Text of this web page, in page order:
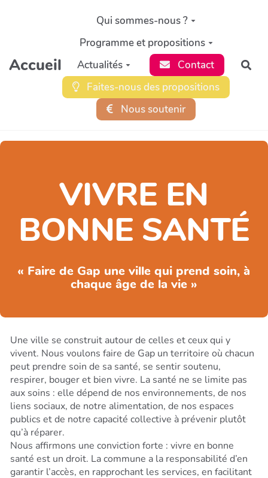
Aller au contenu principal
Accueil
Qui sommes-nous ?
Programme et propositions
Actualités
Contact
Faites-nous des propositions
Nous soutenir
VIVRE EN
BONNE SANTÉ
« Faire de Gap une ville qui prend soin, à
chaque âge de la vie »
Une ville se construit autour de celles et ceux qui y
vivent. Nous voulons faire de Gap un territoire où chacun
peut prendre soin de sa santé, se sentir soutenu,
respirer, bouger et bien vivre. La santé ne se limite pas
aux soins : elle dépend de nos environnements, de nos
liens sociaux, de notre alimentation, de nos espaces
publics et de notre capacité collective à prévenir plutôt
qu’à réparer.
Nous affirmons une conviction forte : vivre en bonne
santé est un droit. La commune a la responsabilité d’en
garantir l’accès, en rapprochant les services, en facilitant